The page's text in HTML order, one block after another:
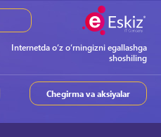
Internetda o‘z o‘rningizni egallashga
shoshiling
Chegirma va aksiyalar